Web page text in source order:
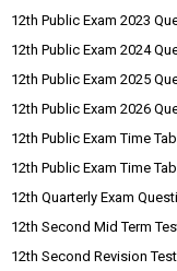
12th Public Exam 2023
12th Public Exam 2024
12th Public Exam 2025
12th Public Exam 2026
12th Public Exam Time
12th Public Exam Time
12th Quarterly Exam
12th Second Mid Term
12th Second Revision